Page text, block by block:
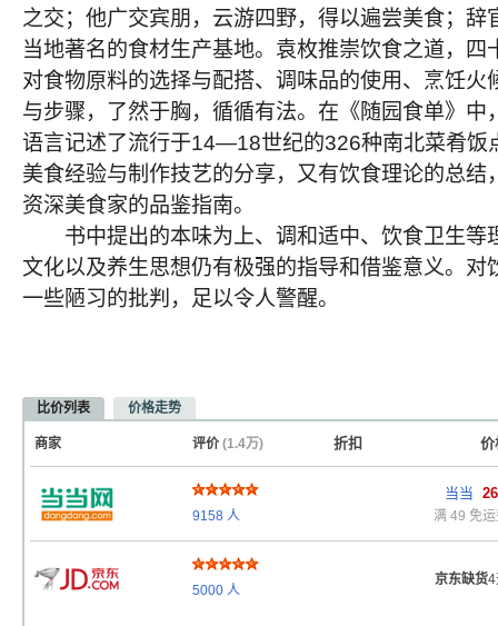
之交；他广交宾朋，云游四野，得以遍尝美食；辞
当地著名的食材生产基地。袁枚推崇饮食之道，四
对食物原料的选择与配搭、调味品的使用、烹饪火
与步骤，了然于胸，循循有法。在《随园食单》中
语言记述了流行于14—18世纪的326种南北菜肴饭
美食经验与制作技艺的分享，又有饮食理论的总结
资深美食家的品鉴指南。
书中提出的本味为上、调和适中、饮食卫生等
文化以及养生思想仍有极强的指导和借鉴意义。对
一些陋习的批判，足以令人警醒。
比价列表 价格走势
商家 评价 (1.4万) 折扣 价
9158 人
当当
满 49 免
5000 人
京东缺货4